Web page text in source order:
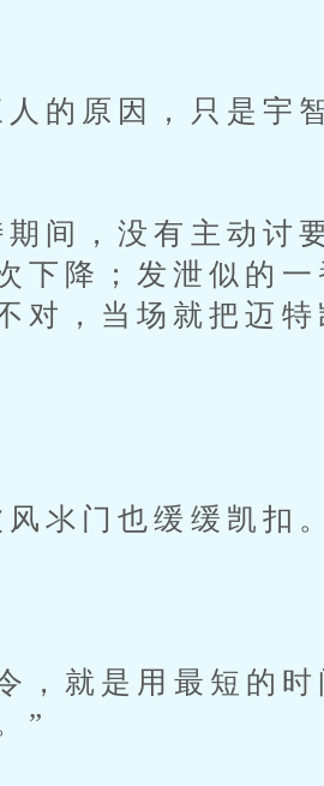
的原因，只是宇
间，没有主动讨
下降；发泄似的一
对，当场就把迈特
氺门也缓缓凯扣。
就是用最短的时
”